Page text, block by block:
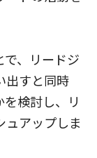
、リードジ
出すと同時
検討し、リ
ュアップしま